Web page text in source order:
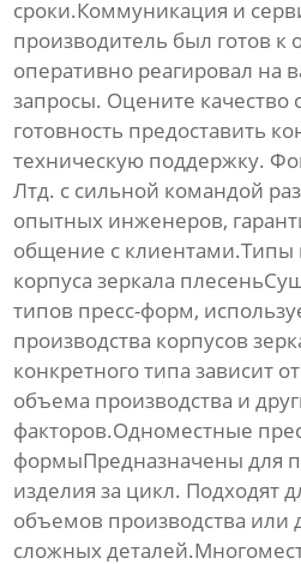
сроки.Коммуникация и
производитель был готов
оперативно реагировал на
запросы. Оцените качество
готовность предоставить
техническую поддержку.
Лтд. с сильной командой
опытных инженеров,
общение с клиентами.Типы
корпуса зеркала плесень
типов пресс-форм,
производства корпусов
конкретного типа зависит
объема производства и
факторов.Одноместные
формыПредназначены для
изделия за цикл. Подходят
объемов производства или
сложных